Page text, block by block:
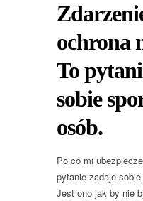
ochrona
To
sobie
osób.
Po co mi
pytanie zadaje
Jest ono jak by nie